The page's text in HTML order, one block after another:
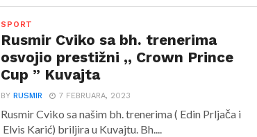
SPORT
Rusmir Cviko sa bh. trenerima
osvojio prestižni ,, Crown Prince
Cup ” Kuvajta
BYRUSMIR 7 FEBRUARA, 2023
Rusmir Cviko sa našim bh. trenerima ( Edin Prljača i
Elvis Karić) briljira u Kuvajtu. Bh....